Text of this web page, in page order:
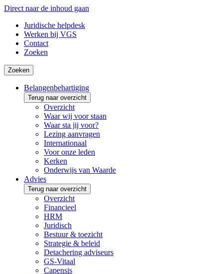
Direct naar de inhoud gaan
Juridische helpdesk
Werken bij VGS
Contact
Zoeken
Zoeken
Belangenbehartiging
Terug naar overzicht
Overzicht
Waar wij voor staan
Waar sta jij voor?
Lezing aanvragen
Internationaal
Voor onze leden
Kerken
Onderwijs van Waarde
Advies
Terug naar overzicht
Overzicht
Financieel
HRM
Juridisch
Bestuur & toezicht
Strategie & beleid
Detachering adviseurs
GS-Vitaal
Capensis